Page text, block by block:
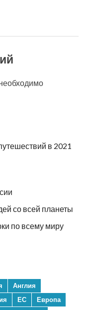
в 2021
со всей планеты
по всему миру
Англия
ЕС
Европа